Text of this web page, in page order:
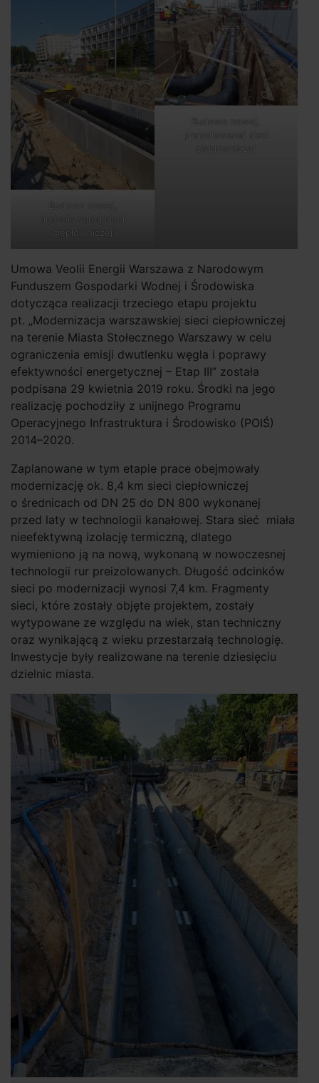
Budowa nowej,
preizolowanej sieci
ciepłowniczej
preizolowanej sieci
ciepłowniczej
Umowa Veolii Energii Warszawa z Narodowym
Funduszem Gospodarki Wodnej i Środowiska
dotycząca realizacji trzeciego etapu projektu
pt. „Modernizacja warszawskiej sieci ciepłowniczej
na terenie Miasta Stołecznego Warszawy w celu
ograniczenia emisji dwutlenku węgla i poprawy
efektywności energetycznej – Etap III” została
podpisana 29 kwietnia 2019 roku. Środki na jego
realizację pochodziły z unijnego Programu
Operacyjnego Infrastruktura i Środowisko (POIŚ)
2014–2020.
Zaplanowane w tym etapie prace obejmowały
modernizację ok. 8,4 km sieci ciepłowniczej
o średnicach od DN 25 do DN 800 wykonanej
przed laty w technologii kanałowej. Stara sieć miała
nieefektywną izolację termiczną, dlatego
wymieniono ją na nową, wykonaną w nowoczesnej
technologii rur preizolowanych. Długość odcinków
sieci po modernizacji wynosi 7,4 km. Fragmenty
sieci, które zostały objęte projektem, zostały
wytypowane ze względu na wiek, stan techniczny
oraz wynikającą z wieku przestarzałą technologię.
Inwestycje były realizowane na terenie dziesięciu
dzielnic miasta.